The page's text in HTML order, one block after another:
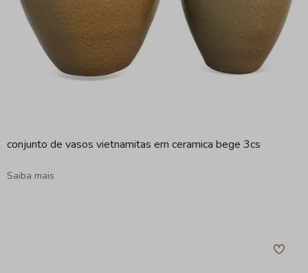
conjunto de vasos vietnamitas em ceramica bege 3cs
Saiba mais